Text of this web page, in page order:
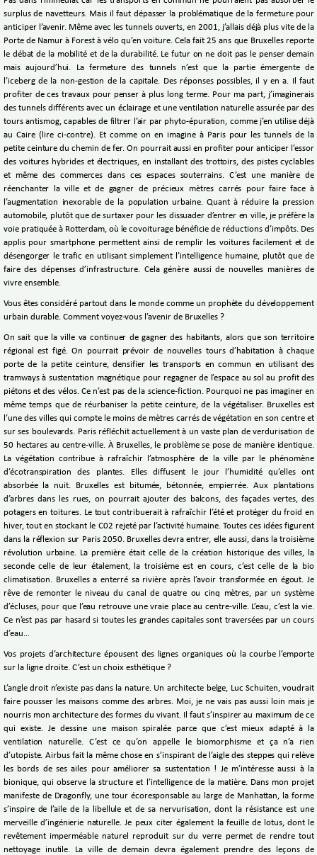
surplus de navetteurs. Mais il faut dépasser la problématique de la fermeture pour
anticiper l’avenir. Même avec les tunnels ouverts, en 2001, j’allais déjà plus vite de la
Porte de Namur à Forest à vélo qu’en voiture. Cela fait 25 ans que Bruxelles reporte
le débat de la mobilité et de la durabilité. Le futur on ne doit pas le penser demain
mais aujourd’hui. La fermeture des tunnels n’est que la partie émergente de
l’iceberg de la non-gestion de la capitale. Des réponses possibles, il y en a. Il faut
profiter de ces travaux pour penser à plus long terme. Pour ma part, j’imaginerais
des tunnels différents avec un éclairage et une ventilation naturelle assurée par des
tours antismog, capables de filtrer l’air par phyto-épuration, comme j’en utilise déjà
au Caire (lire ci-contre). Et comme on en imagine à Paris pour les tunnels de la
petite ceinture du chemin de fer. On pourrait aussi en profiter pour anticiper l’essor
des voitures hybrides et électriques, en installant des trottoirs, des pistes cyclables
et même des commerces dans ces espaces souterrains. C’est une manière de
réenchanter la ville et de gagner de précieux mètres carrés pour faire face à
l’augmentation inexorable de la population urbaine. Quant à réduire la pression
automobile, plutôt que de surtaxer pour les dissuader d’entrer en ville, je préfère la
voie pratiquée à Rotterdam, où le covoiturage bénéficie de réductions d’impôts. Des
applis pour smartphone permettent ainsi de remplir les voitures facilement et de
désengorger le trafic en utilisant simplement l’intelligence humaine, plutôt que de
faire des dépenses d’infrastructure. Cela génère aussi de nouvelles manières de
vivre ensemble.
Vous êtes considéré partout dans le monde comme un prophète du développement
urbain durable. Comment voyez-vous l’avenir de Bruxelles ?
On sait que la ville va continuer de gagner des habitants, alors que son territoire
régional est figé. On pourrait prévoir de nouvelles tours d’habitation à chaque
porte de la petite ceinture, densifier les transports en commun en utilisant des
tramways à sustentation magnétique pour regagner de l’espace au sol au profit des
piétons et des vélos. Ce n’est pas de la science-fiction. Pourquoi ne pas imaginer en
même temps que de réurbaniser la petite ceinture, de la végétaliser. Bruxelles est
l’une des villes qui compte le moins de mètres carrés de végétation en son centre et
sur ses boulevards. Paris réfléchit actuellement à un vaste plan de verdurisation de
50 hectares au centre-ville. À Bruxelles, le problème se pose de manière identique.
La végétation contribue à rafraîchir l’atmosphère de la ville par le phénomène
d’écotranspiration des plantes. Elles diffusent le jour l’humidité qu’elles ont
absorbée la nuit. Bruxelles est bitumée, bétonnée, empierrée. Aux plantations
d’arbres dans les rues, on pourrait ajouter des balcons, des façades vertes, des
potagers en toitures. Le tout contribuerait à rafraîchir l’été et protéger du froid en
hiver, tout en stockant le C02 rejeté par l’activité humaine. Toutes ces idées figurent
dans la réflexion sur Paris 2050. Bruxelles devra entrer, elle aussi, dans la troisième
révolution urbaine. La première était celle de la création historique des villes, la
seconde celle de leur étalement, la troisième est en cours, c’est celle de la bio
climatisation. Bruxelles a enterré sa rivière après l’avoir transformée en égout. Je
rêve de remonter le niveau du canal de quatre ou cinq mètres, par un système
d’écluses, pour que l’eau retrouve une vraie place au centre-ville. L’eau, c’est la vie.
Ce n’est pas par hasard si toutes les grandes capitales sont traversées par un cours
d’eau…
Vos projets d’architecture épousent des lignes organiques où la courbe l’emporte
sur la ligne droite. C’est un choix esthétique ?
L’angle droit n’existe pas dans la nature. Un architecte belge, Luc Schuiten, voudrait
faire pousser les maisons comme des arbres. Moi, je ne vais pas aussi loin mais je
nourris mon architecture des formes du vivant. Il faut s’inspirer au maximum de ce
qui existe. Je dessine une maison spiralée parce que c’est mieux adapté à la
ventilation naturelle. C’est ce qu’on appelle le biomorphisme et ça n’a rien
d’utopiste. Airbus fait la même chose en s’inspirant de l’aigle des steppes qui relève
les bords de ses ailes pour améliorer sa sustentation ! Je m’intéresse aussi à la
bionique, qui observe la structure et l’intelligence de la matière. Dans mon projet
manifeste de Dragonfly, une tour écoresponsable au large de Manhattan, la forme
s’inspire de l’aile de la libellule et de sa nervurisation, dont la résistance est une
merveille d’ingénierie naturelle. Je peux citer également la feuille de lotus, dont le
revêtement imperméable naturel reproduit sur du verre permet de rendre tout
nettoyage inutile. La ville de demain devra également prendre des leçons de